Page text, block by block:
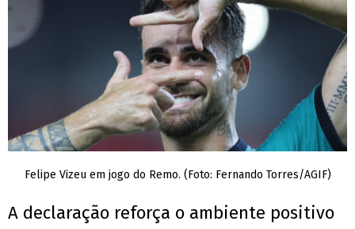
Felipe Vizeu em jogo do Remo. (Foto: Fernando Torres/AGIF)
A declaração reforça o ambiente positivo